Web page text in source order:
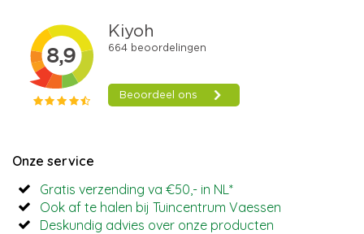
Onze service
Gratis verzending va €50,- in NL*
Ook af te halen bij Tuincentrum Vaessen
Deskundig advies over onze producten